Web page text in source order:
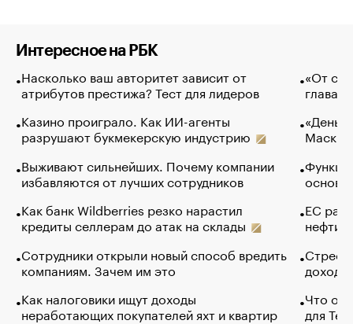
Интересное на РБК
Насколько ваш авторитет зависит от
атрибутов престижа? Тест для лидеров
Казино проиграло. Как ИИ-агенты
разрушают букмекерскую индустрию
Выживают сильнейших. Почему компании
избавляются от лучших сотрудников
Как банк Wildberries резко нарастил
кредиты селлерам до атак на склады
Сотрудники открыли новый способ вредить
компаниям. Зачем им это
Как налоговики ищут доходы
неработающих покупателей яхт и квартир
«От
глава
Маск в
основ
ЕС
нефти
Что
для